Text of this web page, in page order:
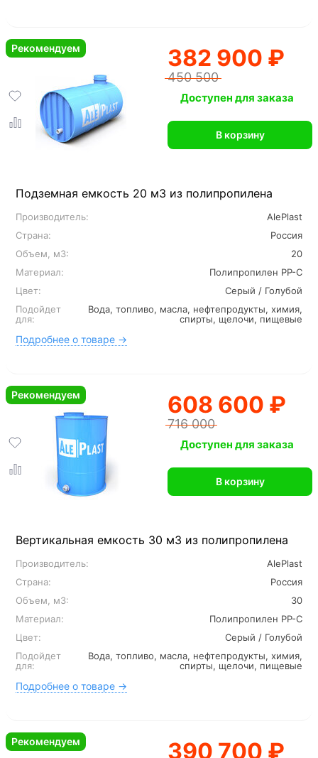
Подземная емкость 20 м3 из полипропилена
Производитель:
AlePlast
Страна:
Россия
Объем, м3:
20
Материал:
Полипропилен PP-C
Цвет:
Серый / Голубой
Подойдет
для:
Вода, топливо, масла, нефтепродукты, химия,
спирты, щелочи, пищевые
Подробнее о товаре →
382 900 ₽
450 500
Рекомендуем
Доступен для заказа
В корзину
Вертикальная емкость 30 м3 из полипропилена
Производитель:
AlePlast
Страна:
Россия
Объем, м3:
30
Материал:
Полипропилен PP-C
Цвет:
Серый / Голубой
Подойдет
для:
Вода, топливо, масла, нефтепродукты, химия,
спирты, щелочи, пищевые
Подробнее о товаре →
608 600 ₽
716 000
Рекомендуем
Доступен для заказа
В корзину
390 700 ₽
Рекомендуем